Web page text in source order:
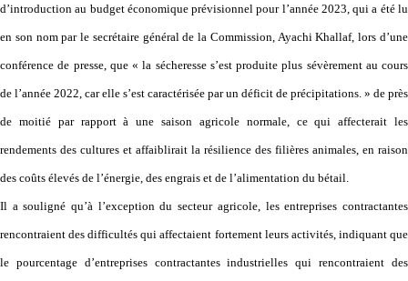
d’introduction au budget économique prévisionnel pour l’année 2023, qui a été lu
en son nom par le secrétaire général de la Commission, Ayachi Khallaf, lors d’une
conférence de presse, que « la sécheresse s’est produite plus sévèrement au cours
de l’année 2022, car elle s’est caractérisée par un déficit de précipitations. » de près
de moitié par rapport à une saison agricole normale, ce qui affecterait les
rendements des cultures et affaiblirait la résilience des filières animales, en raison
des coûts élevés de l’énergie, des engrais et de l’alimentation du bétail.
Il a souligné qu’à l’exception du secteur agricole, les entreprises contractantes
rencontraient des difficultés qui affectaient fortement leurs activités, indiquant que
le pourcentage d’entreprises contractantes industrielles qui rencontraient des